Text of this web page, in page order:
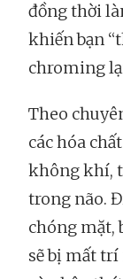
đồng thời
khiến bạn
chroming
Theo
các hóa
không khí,
trong não.
chóng mặt,
sẽ bị mất